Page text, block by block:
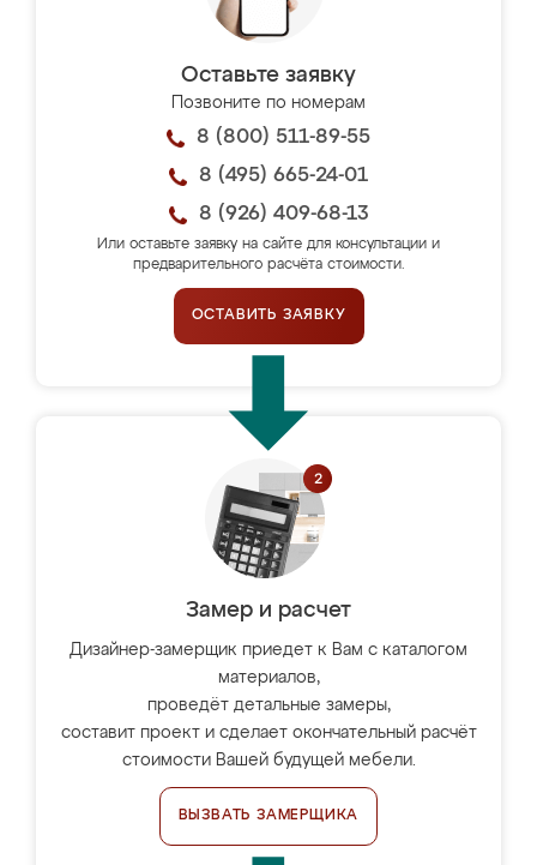
Оставьте заявку
Позвоните по номерам
8 (800) 511-89-55
8 (495) 665-24-01
8 (926) 409-68-13
Или оставьте заявку на сайте для консультации и
предварительного расчёта стоимости.
ОСТАВИТЬ ЗАЯВКУ
Замер и расчет
Дизайнер-замерщик приедет к Вам с каталогом
материалов,
проведёт детальные замеры,
составит проект и сделает окончательный расчёт
стоимости Вашей будущей мебели.
ВЫЗВАТЬ ЗАМЕРЩИКА